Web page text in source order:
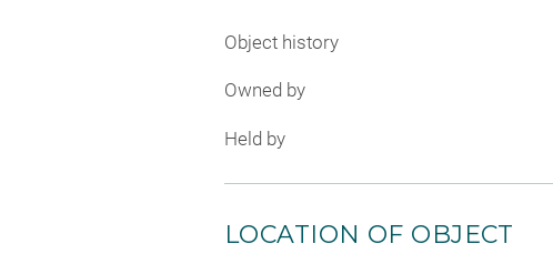
Object history
Owned by
Held by
LOCATION OF OBJECT